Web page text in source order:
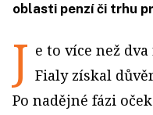
oblasti penzí či trhu
J e to více než
Fialy získal
Po nadějné fázi